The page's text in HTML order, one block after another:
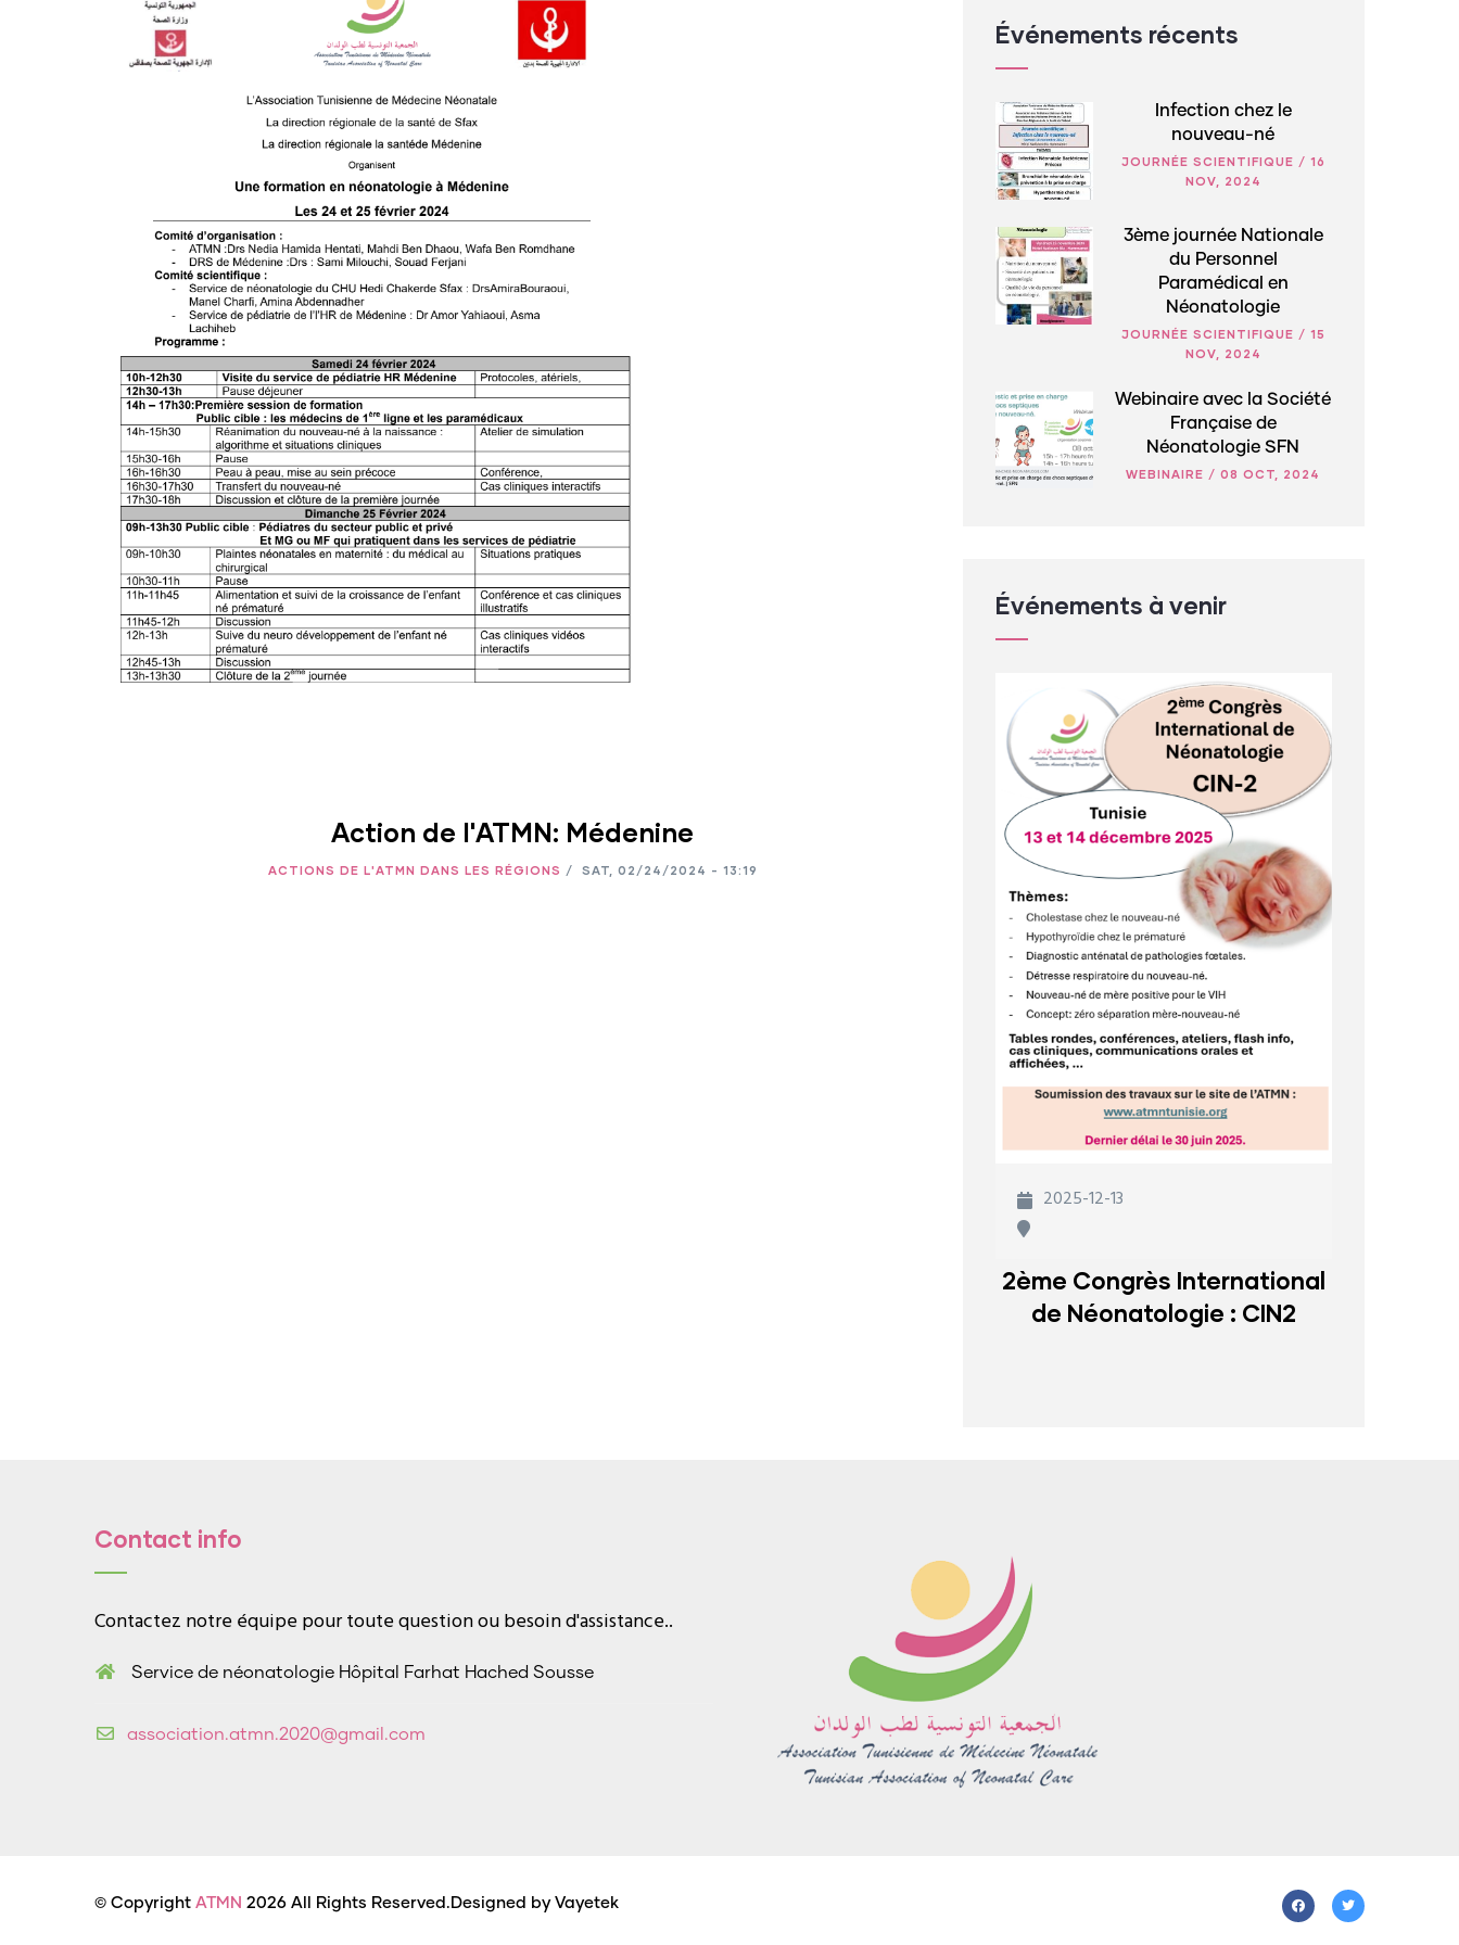
Action de l'ATMN: Médenine
ACTIONS DE L'ATMN DANS LES RÉGIONS / SAT, 02/24/2024 - 13:19
Événements récents
Infection chez le
nouveau-né
JOURNÉE SCIENTIFIQUE / 16
NOV, 2024
3ème journée Nationale
du Personnel
Paramédical en
Néonatologie
JOURNÉE SCIENTIFIQUE / 15
NOV, 2024
Webinaire avec la Société
Française de
Néonatologie SFN
WEBINAIRE / 08 OCT, 2024
Événements à venir
2025-12-13
2ème Congrès International
de Néonatologie : CIN2
Contact info
Contactez notre équipe pour toute question ou besoin d'assistance..
Service de néonatologie Hôpital Farhat Hached Sousse
association.atmn.2020@gmail.com
© Copyright ATMN 2026 All Rights Reserved.Designed by Vayetek